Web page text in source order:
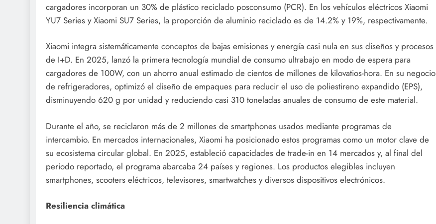
cargadores incorporan un 30% de plástico reciclado posconsumo (PCR). En los vehículos eléctricos Xiaomi
YU7 Series y Xiaomi SU7 Series, la proporción de aluminio reciclado es de 14.2% y 19%, respectivamente.
Xiaomi integra sistemáticamente conceptos de bajas emisiones y energía casi nula en sus diseños y procesos
de I+D. En 2025, lanzó la primera tecnología mundial de consumo ultrabajo en modo de espera para
cargadores de 100W, con un ahorro anual estimado de cientos de millones de kilovatios-hora. En su negocio
de refrigeradores, optimizó el diseño de empaques para reducir el uso de poliestireno expandido (EPS),
disminuyendo 620 g por unidad y reduciendo casi 310 toneladas anuales de consumo de este material.
Durante el año, se reciclaron más de 2 millones de smartphones usados mediante programas de
intercambio. En mercados internacionales, Xiaomi ha posicionado estos programas como un motor clave de
su ecosistema circular global. En 2025, estableció capacidades de trade-in en 14 mercados y, al final del
periodo reportado, el programa abarcaba 24 países y regiones. Los productos elegibles incluyen
smartphones, scooters eléctricos, televisores, smartwatches y diversos dispositivos electrónicos.
Resiliencia climática